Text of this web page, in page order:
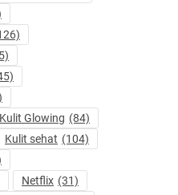
Kulit Glowing (84)
Kulit sehat (104)
Netflix (31)